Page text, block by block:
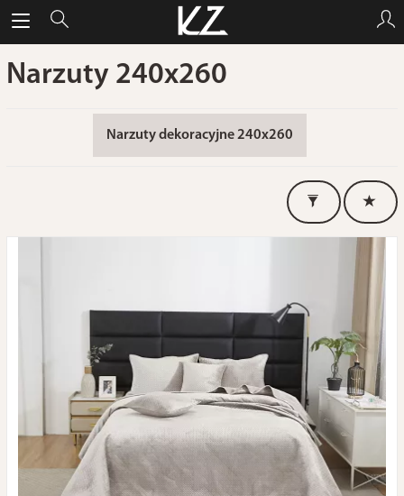
Narzuty 240x260
Narzuty dekoracyjne 240x260